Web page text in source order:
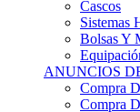
Cascos
Sistemas
Bolsas Y
ANUNCIOS
Compra
Compra